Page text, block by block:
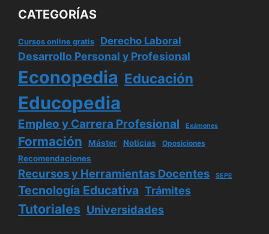
CATEGORÍAS
Cursos online gratis Derecho Laboral
Desarrollo Personal y Profesional
Econopedia Educación
Educopedia
Empleo y Carrera Profesional Exámenes
Formación Máster Noticias Oposiciones
Recomendaciones
Recursos y Herramientas Docentes SEPE
Tecnología Educativa Trámites
Tutoriales Universidades